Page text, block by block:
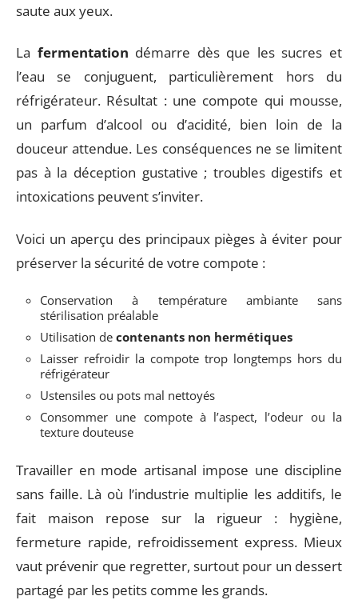
saute aux yeux.
La fermentation démarre dès que les sucres et
l’eau se conjuguent, particulièrement hors du
réfrigérateur. Résultat : une compote qui mousse,
un parfum d’alcool ou d’acidité, bien loin de la
douceur attendue. Les conséquences ne se limitent
pas à la déception gustative ; troubles digestifs et
intoxications peuvent s’inviter.
Voici un aperçu des principaux pièges à éviter pour
préserver la sécurité de votre compote :
Conservation à température ambiante sans
stérilisation préalable
Utilisation de contenants non hermétiques
Laisser refroidir la compote trop longtemps hors du
réfrigérateur
Ustensiles ou pots mal nettoyés
Consommer une compote à l’aspect, l’odeur ou la
texture douteuse
Travailler en mode artisanal impose une discipline
sans faille. Là où l’industrie multiplie les additifs, le
fait maison repose sur la rigueur : hygiène,
fermeture rapide, refroidissement express. Mieux
vaut prévenir que regretter, surtout pour un dessert
partagé par les petits comme les grands.